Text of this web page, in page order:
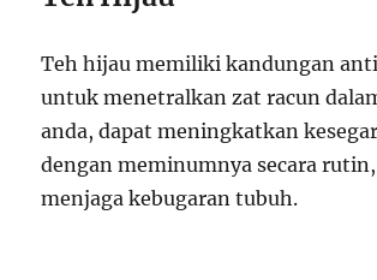
Teh hijau memiliki kandungan
untuk menetralkan zat racun
anda, dapat meningkatkan
dengan meminumnya secara
menjaga kebugaran tubuh.